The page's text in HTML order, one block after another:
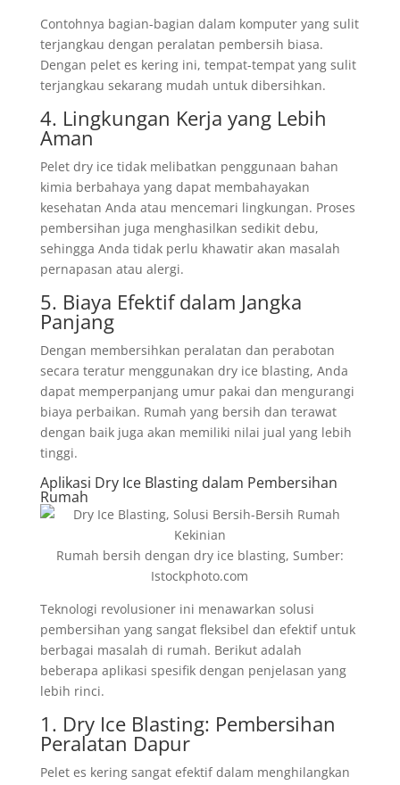
Contohnya bagian-bagian dalam komputer yang sulit
terjangkau dengan peralatan pembersih biasa.
Dengan pelet es kering ini, tempat-tempat yang sulit
terjangkau sekarang mudah untuk dibersihkan.
4. Lingkungan Kerja yang Lebih
Aman
Pelet dry ice tidak melibatkan penggunaan bahan
kimia berbahaya yang dapat membahayakan
kesehatan Anda atau mencemari lingkungan. Proses
pembersihan juga menghasilkan sedikit debu,
sehingga Anda tidak perlu khawatir akan masalah
pernapasan atau alergi.
5. Biaya Efektif dalam Jangka
Panjang
Dengan membersihkan peralatan dan perabotan
secara teratur menggunakan dry ice blasting, Anda
dapat memperpanjang umur pakai dan mengurangi
biaya perbaikan. Rumah yang bersih dan terawat
dengan baik juga akan memiliki nilai jual yang lebih
tinggi.
Aplikasi Dry Ice Blasting dalam Pembersihan
Rumah
Rumah bersih dengan dry ice blasting, Sumber:
Istockphoto.com
Teknologi revolusioner ini menawarkan solusi
pembersihan yang sangat fleksibel dan efektif untuk
berbagai masalah di rumah. Berikut adalah
beberapa aplikasi spesifik dengan penjelasan yang
lebih rinci.
1. Dry Ice Blasting: Pembersihan
Peralatan Dapur
Pelet es kering sangat efektif dalam menghilangkan